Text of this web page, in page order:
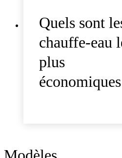
Quels sont
chauffe-eau
plus